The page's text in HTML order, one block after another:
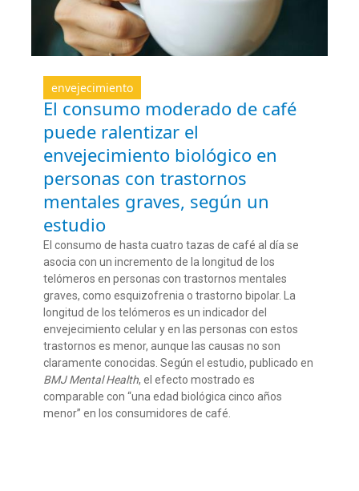
envejecimiento
El consumo moderado de café
puede ralentizar el
envejecimiento biológico en
personas con trastornos
mentales graves, según un
estudio
E l consumo de hasta cuatro tazas de café al día se
asocia con un incremento de la longitud de los
telómeros en personas con trastornos mentales
graves, como esquizofrenia o trastorno bipolar.
La
longitud de los telómeros es un indicador del
envejecimiento celularyen las personas con estos
trastornos es menor, aunque las causas no son
claramente conocidas. Según el estudio, publicado en
BMJ MentalHealth, el efecto mostrado es
comparable con “una edad biológica cinco años
menor” en los consumidores de café